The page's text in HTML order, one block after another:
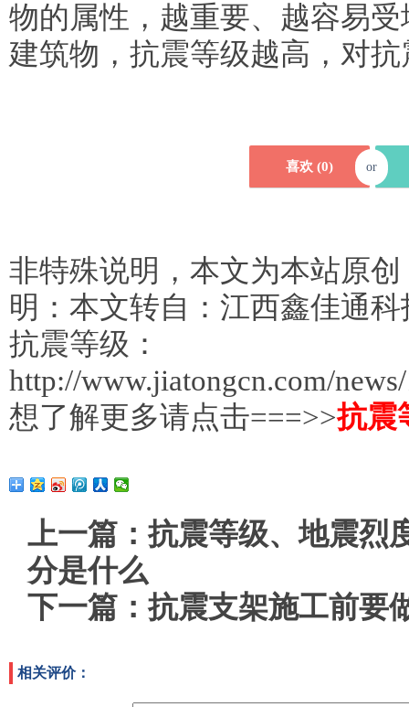
物的属性，越重要、越容易
建筑物，抗震等级越高，对
喜欢 (0) or
非特殊说明，本文为本站原
明：本文转自：江西鑫佳通
抗震等级：
http://www.jiatongcn.com/
想了解更多请点击===>>抗震
上一篇：抗震等级、地震烈
分是什么
下一篇：抗震支架施工前要
相关评价：